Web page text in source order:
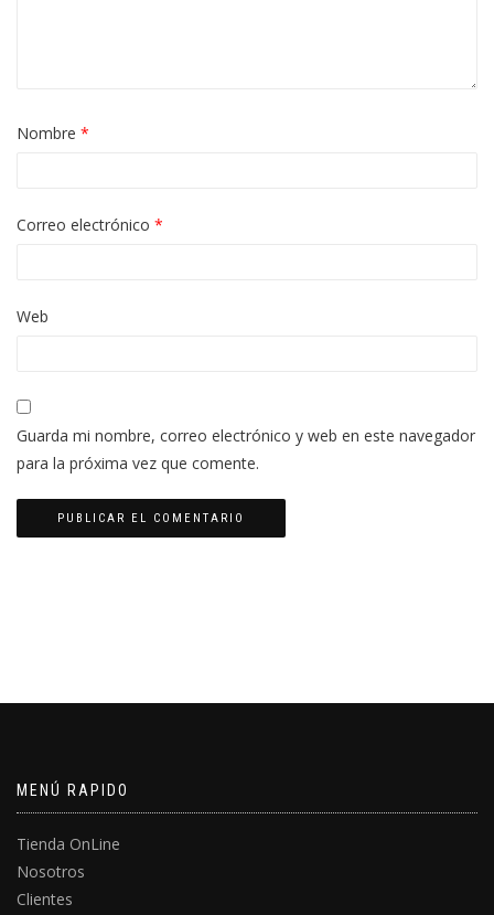
Nombre *
Correo electrónico *
Web
Guarda mi nombre, correo electrónico y web en este navegador
para la próxima vez que comente.
MENÚ RAPIDO
Tienda OnLine
Nosotros
Clientes